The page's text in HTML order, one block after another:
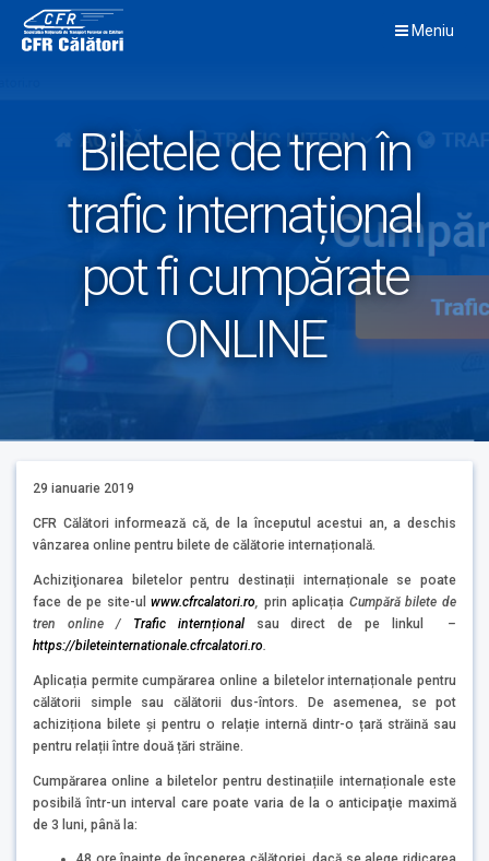
content
Meniu
Biletele de tren în
trafic internațional
pot fi cumpărate
ONLINE
29 ianuarie 2019
CFR Călători informează că, de la începutul acestui an, a deschis
vânzarea online pentru bilete de călătorie internațională.
Achiziţionarea biletelor pentru destinații internaționale se poate
face de pe site-ulwww.cfrcalatori.ro, prin aplicația Cumpără bilete de
tren online / Trafic internționalsau direct de pe linkul
–
https://bileteinternationale.cfrcalatori.ro.
Aplicația permite cumpărarea online a biletelor internaționale pentru
călătorii simple sau călătorii dus-întors. De asemenea, se pot
achiziționa bilete și pentru o relație internă dintr-o țară străină sau
pentru relații între două țări străine.
Cumpărarea online a biletelor pentru destinațiile internaționale este
posibilă într-un interval care poate varia de la o anticipaţie maximă
de 3 luni, până la: